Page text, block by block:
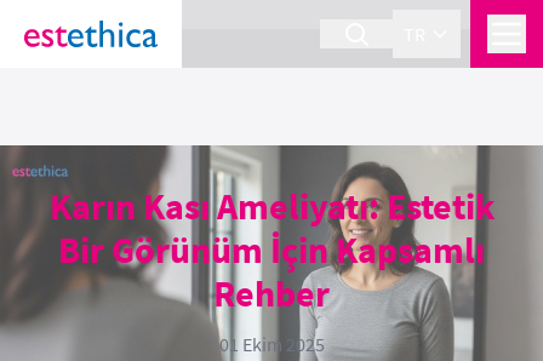
section Service {
Karın Kası Ameliyatı: Estetik
Bir Görünüm İçin Kapsamlı
Rehber
01 Ekim 2025